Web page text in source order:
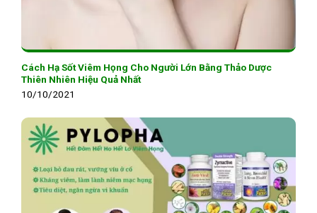
Cách Hạ Sốt Viêm Họng Cho Người Lớn Bằng Thảo Dược
Thiên Nhiên Hiệu Quả Nhất
10/10/2021